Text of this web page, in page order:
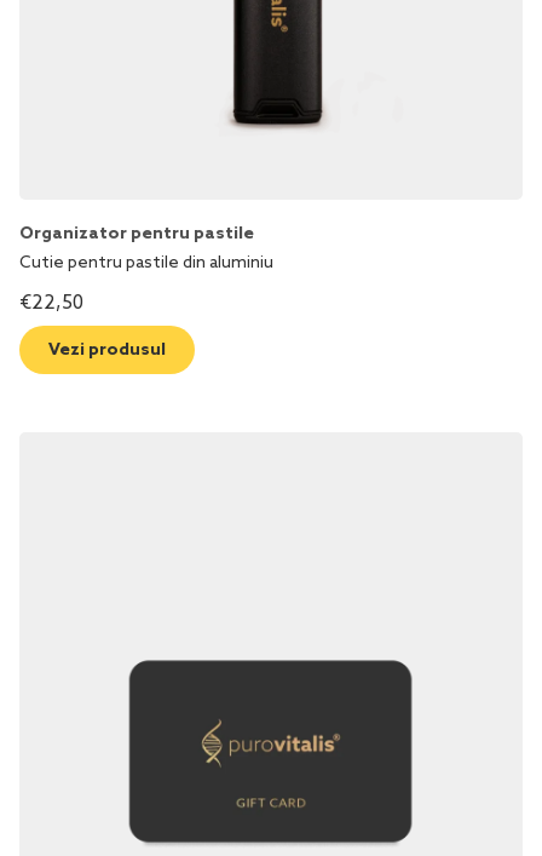
Organizator pentru pastile
Cutie pentru pastile din aluminiu
€22,50
Vezi produsul